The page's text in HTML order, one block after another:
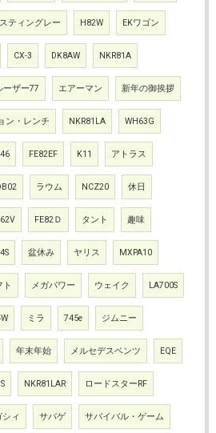
ティングレー H82W EKワゴン
CX-3 DK8AW NKR81A
ーザー77 エアーマン 新年の御挨拶
ン・レンチ NKR81LA WH63G
FE82EF K11 アトラス
ラウム NCZ20 休日
FE82Ｄ タント 趣味
盆休み ヤリス MXPA10
ト メガパワー ウェイク LA700S
ミラ 745e ジムニー
年末年始 メルセデスベンツ EQE
NKR81LAR ロードスターRF
シィ サバゲ サバイバル・ゲーム